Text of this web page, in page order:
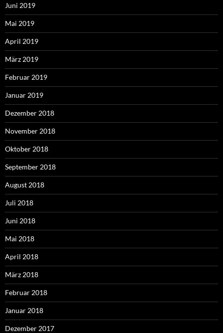
Juni 2019
Mai 2019
April 2019
März 2019
Februar 2019
Januar 2019
Dezember 2018
November 2018
Oktober 2018
September 2018
August 2018
Juli 2018
Juni 2018
Mai 2018
April 2018
März 2018
Februar 2018
Januar 2018
Dezember 2017